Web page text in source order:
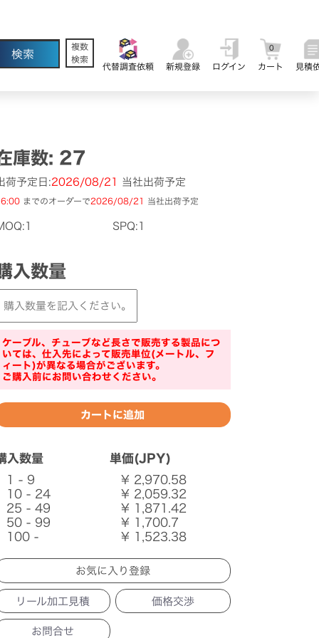
複数
検索
代替調査依頼
新規登録 ログイン カート
0
見積
庫数: 27
荷予定日:2026/08/21 当社出荷予定
までのオーダーで2026/08/21 当社出荷予定
SPQ:1
入数量
ケーブル、チューブなど長さで販売する製品につ
いては、仕入先によって販売単位(メートル、フ
ィート)が異なる場合がございます。
ご購入前にお問い合わせください。
入数量
単価(JPY)
1 - 9
¥ 2,970.58
10 - 24
¥ 2,059.32
25 - 49
¥ 1,871.42
50 - 99
¥ 1,700.7
100 -
¥ 1,523.38
リール加工見積 価格交渉
お問合せ